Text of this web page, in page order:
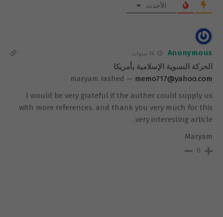
الأحدث
Anonymous 16 سنوات
الحركة النسوية الإسلامية بأمريكا
maryam rashed — memo717@yahoo.com
I would be very grateful if the auther could supply us
with more references. and thank you very much for this
very interesting article.
Maryam
0